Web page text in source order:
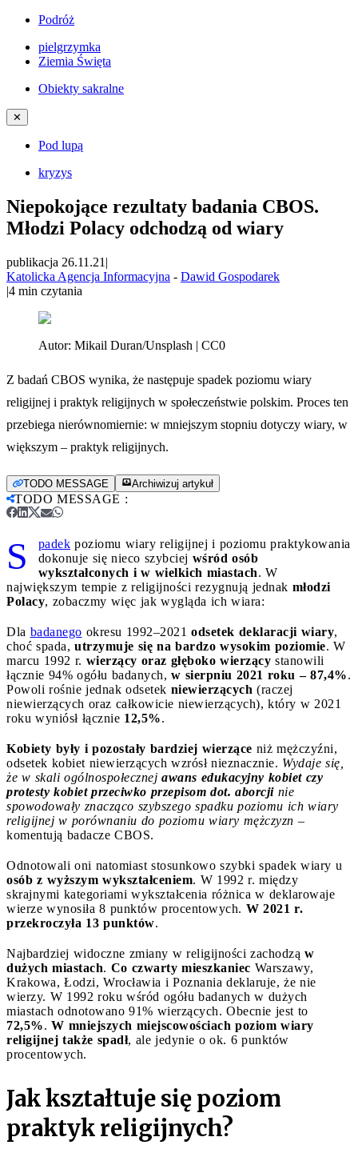
Podróż
pielgrzymka
Ziemia Święta
Obiekty sakralne
✕
Pod lupą
kryzys
Niepokojące rezultaty badania CBOS.
Młodzi Polacy odchodzą od wiary
publikacja 26.11.21 |
Katolicka Agencja Informacyjna - Dawid Gospodarek
|4 min czytania
Autor: Mikail Duran/Unsplash | CC0
Z badań CBOS wynika, że następuje spadek poziomu wiary
religijnej i praktyk religijnych w społeczeństwie polskim. Proces ten
przebiega nierównomiernie: w mniejszym stopniu dotyczy wiary, w
większym – praktyk religijnych.
TODO MESSAGE Archiwizuj artykuł
TODO MESSAGE :
S padek poziomu wiary religijnej i poziomu praktykowania
dokonuje się nieco szybciej wśród osób
wykształconych i w wielkich miastach. W
największym tempie z religijności rezygnują jednak młodzi
Polacy, zobaczmy więc jak wygląda ich wiara:
Dla badanego okresu 1992–2021 odsetek deklaracji wiary,
choć spada, utrzymuje się na bardzo wysokim poziomie. W
marcu 1992 r. wierzący oraz głęboko wierzący stanowili
łącznie 94% ogółu badanych, w sierpniu 2021 roku – 87,4%.
Powoli rośnie jednak odsetek niewierzących (raczej
niewierzących oraz całkowicie niewierzących), który w 2021
roku wyniósł łącznie 12,5%.
Kobiety były i pozostały bardziej wierzące niż mężczyźni,
odsetek kobiet niewierzących wzrósł nieznacznie. Wydaje się,
że w skali ogólnospołecznej awans edukacyjny kobiet czy
protesty kobiet przeciwko przepisom dot. aborcji nie
spowodowały znacząco szybszego spadku poziomu ich wiary
religijnej w porównaniu do poziomu wiary mężczyzn –
komentują badacze CBOS.
Odnotowali oni natomiast stosunkowo szybki spadek wiary u
osób z wyższym wykształceniem. W 1992 r. między
skrajnymi kategoriami wykształcenia różnica w deklarowaje
wierze wynosiła 8 punktów procentowych. W 2021 r.
przekroczyła 13 punktów.
Najbardziej widoczne zmiany w religijności zachodzą w
dużych miastach. Co czwarty mieszkaniec Warszawy,
Krakowa, Łodzi, Wrocławia i Poznania deklaruje, że nie
wierzy. W 1992 roku wśród ogółu badanych w dużych
miastach odnotowano 91% wierzących. Obecnie jest to
72,5%. W mniejszych miejscowościach poziom wiary
religijnej także spadł, ale jedynie o ok. 6 punktów
procentowych.
Jak kształtuje się poziom
praktyk religijnych?